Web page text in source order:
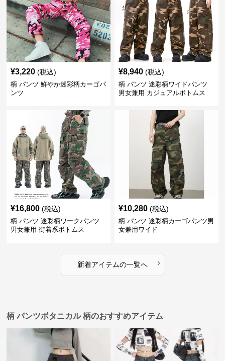
¥3,220 (税込)
柄 パンツ 鮮やか迷彩柄カーゴパ
ンツ
¥8,940 (税込)
柄 パンツ 迷彩柄ワイドパンツ
男女兼用 カジュアルボトムス
¥16,800 (税込)
柄 パンツ 迷彩柄ワークパンツ
男女兼用 街着系ボトムス
¥10,280 (税込)
柄 パンツ 迷彩柄カーゴパンツ男
女兼用ワイド
新着アイテムの一覧へ ›
柄 パンツボタニカル 柄のおすすめアイテム